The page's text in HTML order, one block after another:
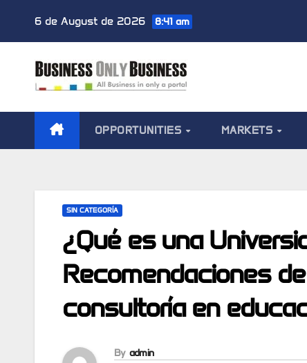
6 de August de 2026 8:41 am
OPPORTUNITIES MARKETS
SIN CATEGORÍA
¿Qué es una
Recomendaciones
consultoría en
By admin